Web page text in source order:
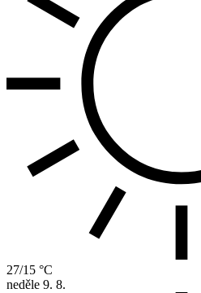
27/15 °C
neděle 9. 8.